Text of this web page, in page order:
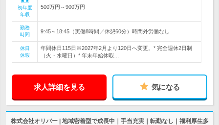
初年度
年収
500万円～900万円
勤務
時間
9:45～18:45（実働8時間／休憩60分）時間外労働なし
休日
休暇
年間休日115日※2027年2月より120日へ変更。* 完全週休2日制
（火・水曜日）* 年末年始休暇…
求人詳細を見る 気になる
株式会社オリバー | 地域密着型で成長中｜手当充実｜転勤なし｜福利厚生多